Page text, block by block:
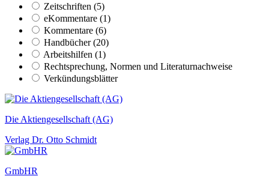
Zeitschriften (5)
eKommentare (1)
Kommentare (6)
Handbücher (20)
Arbeitshilfen (1)
Rechtsprechung, Normen und Literaturnachweise
Verkündungsblätter
Die Aktiengesellschaft (AG)
Verlag Dr. Otto Schmidt
GmbHR